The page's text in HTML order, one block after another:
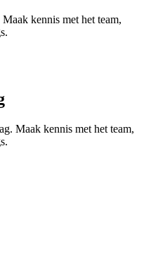
kennis met het team,
Maak kennis met het team,